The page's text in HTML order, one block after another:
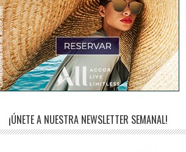
¡ÚNETE A NUESTRA NEWSLETTER SEMANAL!